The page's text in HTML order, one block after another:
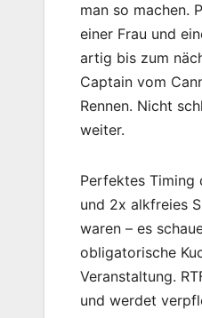
man so machen.
einer Frau und
artig bis zum
Captain vom
Rennen. Nicht
weiter.
Perfektes Timing
und 2x alkfreies
waren – es
obligatorische
Veranstaltung.
und werdet